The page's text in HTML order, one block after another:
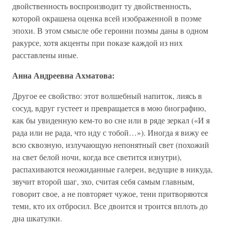
двойственность воспроизводит ту двойственность,
которой окрашена оценка всей изображенной в поэме
эпохи. В этом смысле обе героини поэмы даны в одном
ракурсе, хотя акценты при показе каждой из них
расставлены иные.
Анна Андреевна Ахматова:
Другое ее свойство: этот волшебный напиток, лиясь в
сосуд, вдруг густеет и превращается в мою биографию,
как бы увиденную кем-то во сне или в ряде зеркал («И я
рада или не рада, что иду с тобой…»). Иногда я вижу ее
всю сквозную, излучающую непонятный свет (похожий
на свет белой ночи, когда все светится изнутри),
распахиваются неожиданные галереи, ведущие в никуда,
звучит второй шаг, эхо, считая себя самым главным,
говорит свое, а не повторяет чужое, тени притворяются
теми, кто их отбросил. Все двоится и троится вплоть до
дна шкатулки.